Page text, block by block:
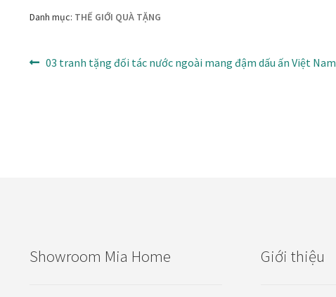
Danh mục: THẾ GIỚI QUÀ TẶNG
Điều
Bài
03 tranh tặng đối tác nước ngoài mang đậm dấu ấn Việt Nam
Showroom Mia Home Giới thiệu